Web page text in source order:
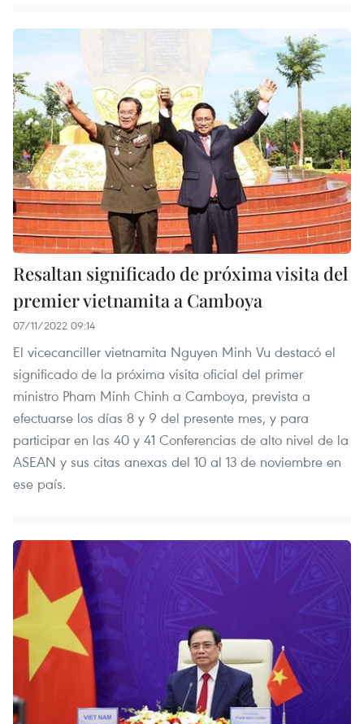
Resaltan significado de próxima visita del
premier vietnamita a Camboya
07/11/2022 09:14
El vicecanciller vietnamita Nguyen Minh Vu destacó el
significado de la próxima visita oficial del primer
ministro Pham Minh Chinh a Camboya, prevista a
efectuarse los días 8 y 9 del presente mes, y para
participar en las 40 y 41 Conferencias de alto nivel de la
ASEAN y sus citas anexas del 10 al 13 de noviembre en
ese país.